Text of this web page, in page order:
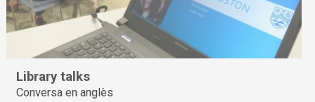
Library talks
Conversa en anglès